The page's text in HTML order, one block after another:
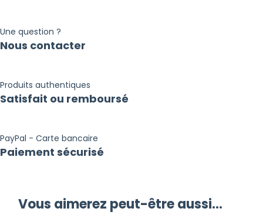
Une question ?
Nous contacter
Produits authentiques
Satisfait ou remboursé
PayPal - Carte bancaire
Paiement sécurisé
Vous aimerez peut-être aussi…